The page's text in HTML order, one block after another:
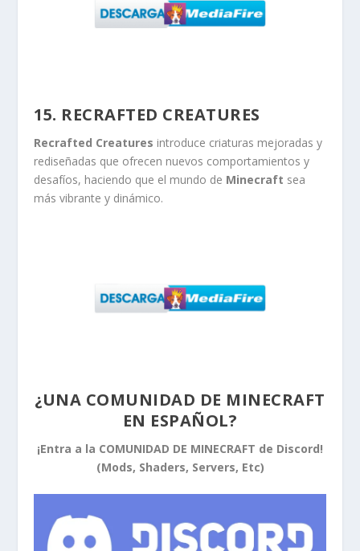
15. RECRAFTED CREATURES
Recrafted Creatures introduce criaturas mejoradas y
rediseñadas que ofrecen nuevos comportamientos y
desafíos, haciendo que el mundo de Minecraft sea
más vibrante y dinámico.
¿UNA COMUNIDAD DE MINECRAFT
EN ESPAÑOL?
¡Entra a la COMUNIDAD DE MINECRAFT de Discord!
(Mods, Shaders, Servers, Etc)